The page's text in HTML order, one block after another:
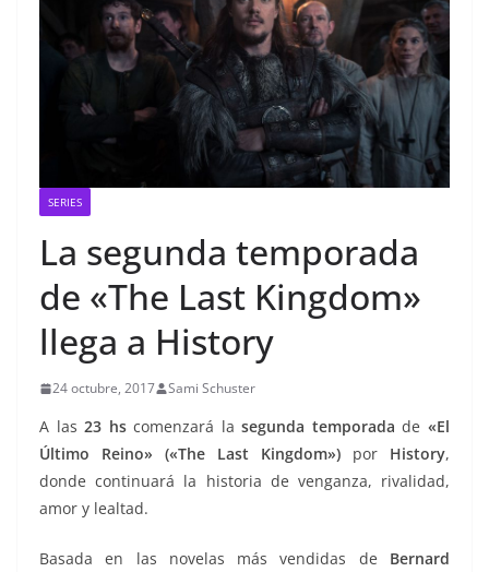
SERIES
La segunda temporada
de «The Last Kingdom»
llega a History
24 octubre, 2017 Sami Schuster
A las23 hscomenzará lasegunda temporada de«El
Último Reino» («The Last Kingdom») por History,
donde continuará la historia de venganza, rivalidad,
amor y lealtad.
Basada en las novelas más vendidas de Bernard